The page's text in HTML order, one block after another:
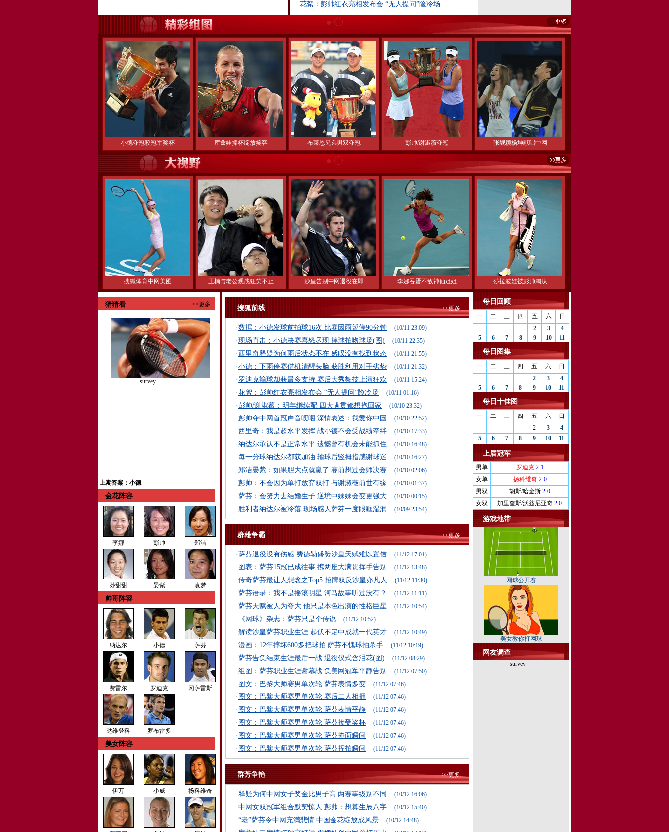
·花絮：彭帅红衣亮相发布会 “无人提问”险冷场
小德夺冠咬冠军奖杯 库兹娃捧杯绽放笑容 布莱恩兄弟男双夺冠 彭帅/谢淑薇夺冠 张靓颖杨坤献唱中网
搜狐体育中网美图 王楠与老公观战狂笑不止 沙皇告别中网退役在即 李娜吞蛋不敌神仙姐姐 莎拉波娃被彭帅淘汰
>>更多
猜猜看
survey
上期答案：小德
金花阵容
李娜 彭帅 郑洁
孙甜甜 晏紫 袁梦
帅哥阵容
纳达尔 小德 萨芬
费雷尔 罗迪克 冈萨雷斯
达维登科 罗布雷多
美女阵容
伊万 小威 扬科维奇
搜狐前线 >>更多
·数据：小德发球前拍球16次 比赛因雨暂停90分钟 (10/11 23:09)
·现场直击：小德决赛喜怒尽现 摔球拍吻球场(图) (10/11 22:35)
·西里奇释疑为何雨后状态不在 感叹没有找到状态 (10/11 21:55)
·小德：下雨停赛借机清醒头脑 获胜利用对手劣势 (10/11 21:32)
· 罗迪克输球却获最多支持 赛后大秀舞技上演狂欢 (10/11 15:24)
·花絮：彭帅红衣亮相发布会 “无人提问”险冷场 (10/11 01:16)
·彭帅/谢淑薇：明年继续配 四大满贯都想抱回家 (10/10 23:32)
·彭帅夺中网首冠声音哽咽 深情表述：我爱你中国 (10/10 22:52)
·西里奇：我是超水平发挥 战小德不会受战绩牵绊 (10/10 17:33)
·纳达尔承认不是正常水平 遗憾曾有机会未能抓住 (10/10 16:48)
·每一分球纳达尔都获加油 输球后竖拇指感谢球迷 (10/10 16:27)
·郑洁晏紫：如果胆大点就赢了 赛前想过会师决赛 (10/10 02:06)
·彭帅：不会因为单打放弃双打 与谢淑薇前世有缘 (10/10 01:37)
·萨芬：会努力去结婚生子 逆境中妹妹会变更强大 (10/10 00:15)
· 胜利者纳达尔被冷落 现场感人萨芬一度眼眶湿润 (10/09 23:54)
群雄争霸 >>更多
·萨芬退役没有伤感 费德勒盛赞沙皇天赋难以置信 (11/12 17:01)
· 图表：萨芬15冠已成往事 携两座大满贯挥手告别 (11/12 13:48)
·传奇萨芬最让人想念之Top5 招牌双反沙皇亦凡人 (11/12 11:30)
·萨芬语录：我不是摇滚明星 河马故事听过没有？ (11/12 11:11)
·萨芬天赋被人为夸大 他只是本色出演的性格巨星 (11/12 10:54)
· 《网球》杂志：萨芬只是个传说 (11/12 10:52)
·解读沙皇萨芬职业生涯 起伏不定中成就一代英才 (11/12 10:49)
·漫画：12年摔坏600多把球拍 萨芬不愧球拍杀手 (11/12 10:19)
·萨芬告负结束生涯最后一战 退役仪式含泪花(图) (11/12 08:29)
·组图：萨芬职业生涯谢幕战 负美网冠军平静告别 (11/12 07:50)
· 图文：巴黎大师赛男单次轮 萨芬表情多变 (11/12 07:46)
· 图文：巴黎大师赛男单次轮 赛后二人相拥 (11/12 07:46)
· 图文：巴黎大师赛男单次轮 萨芬表情平静 (11/12 07:46)
· 图文：巴黎大师赛男单次轮 萨芬接受奖杯 (11/12 07:46)
· 图文：巴黎大师赛男单次轮 萨芬掩面瞬间 (11/12 07:46)
· 图文：巴黎大师赛男单次轮 萨芬挥拍瞬间 (11/12 07:46)
群芳争艳 >>更多
·释疑为何中网女子奖金比男子高 两赛事级别不同 (10/12 16:06)
·中网女双冠军组合默契惊人 彭帅：想算生辰八字 (10/12 15:40)
·“老”萨芬令中网充满悲情 中国金花绽放成风景 (10/12 14:48)
每日回顾
一 二 三 四 五 六
日
2
3
4
5
6 7 8 9 10 11
每日图集
一 二 三 四 五 六
日
2
3
4
5
6 7 8 9 10 11
每日十佳图
一 二 三 四 五 六
日
2
3
4
5
6 7 8 9 10 11
上届冠军
男单 罗迪克 2-1
女单
扬科维奇 2-0
男双
胡斯/哈金斯 2-0
女双
加里奎斯/沃兹尼亚奇 2-0
游戏地带
网球公开赛
美女教你打网球
网友调查
survey